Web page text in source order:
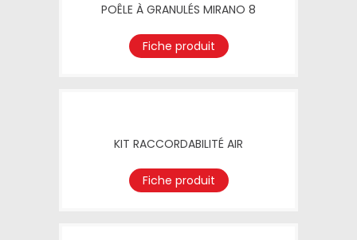
POÊLE À GRANULÉS MIRANO 8
Fiche produit
KIT RACCORDABILITÉ AIR
Fiche produit